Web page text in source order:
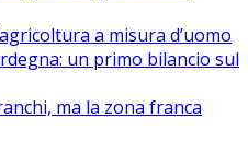
a misura d’uomo
un primo bilancio sul
ma la zona franca